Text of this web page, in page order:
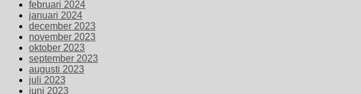
februari 2024
januari 2024
december 2023
november 2023
oktober 2023
september 2023
augusti 2023
juli 2023
juni 2023